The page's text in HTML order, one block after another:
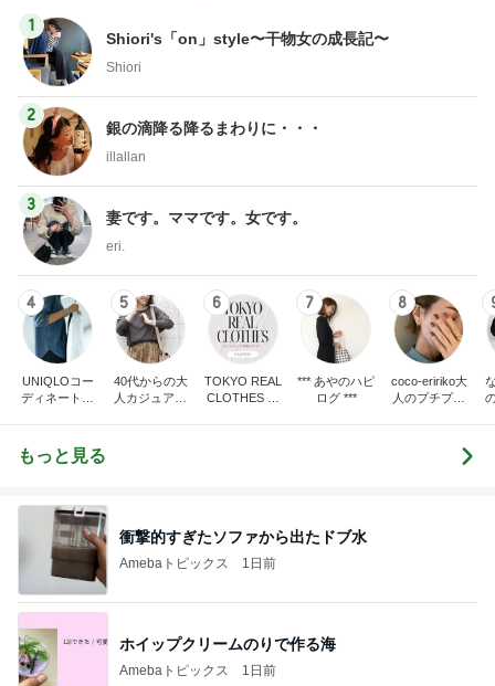
1
Shiori's「on」style〜干物女の成長記〜
Shiori
2
銀の滴降る降るまわりに・・・
illallan
3
妻です。ママです。女です。
eri.
4
UNIQLOコー
ディネート日
5
40代からの大
人カジュアル
6
TOKYO REAL
CLOTHES 大
7
*** あやのハピ
ログ ***
8
coco-eririko大
人のプチプラ
もっと見る
衝撃的すぎたソファから出たドブ水
Amebaトピックス 1日前
ホイップクリームのりで作る海
Amebaトピックス 1日前